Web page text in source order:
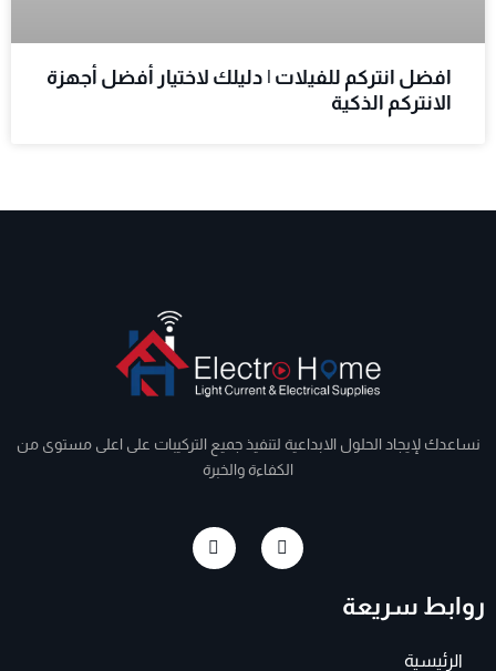
افضل انتركم للفيلات | دليلك لاختيار أفضل أجهزة
الانتركم الذكية
نساعدك لإيجاد الحلول الابداعية لتنفيذ جميع التركيبات على اعلى مستوى من
الكفاءة والخبرة
F
a
c
I
n
s
روابط سريعة
الرئيسية